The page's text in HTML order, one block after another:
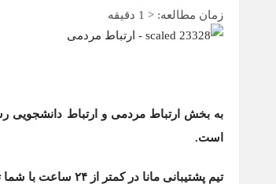
زمان مطالعه: < 1 دقیقه
به بخش ارتباط مردمی و ارتباط دانشجویی
است.
تیم پشتیبانی مانا در کمتر از ۲۴ ساعت با شما تماس خواهند گرفت.